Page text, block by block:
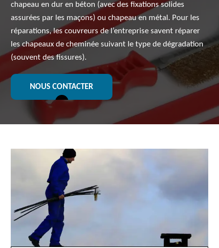
chapeau en dur en béton (avec des fixations solides
assurées par les maçons) ou chapeau en métal. Pour les
réparations, les couvreurs de l’entreprise savent réparer
les chapeaux de cheminée suivant le type de dégradation
(souvent des fissures).
NOUS CONTACTER